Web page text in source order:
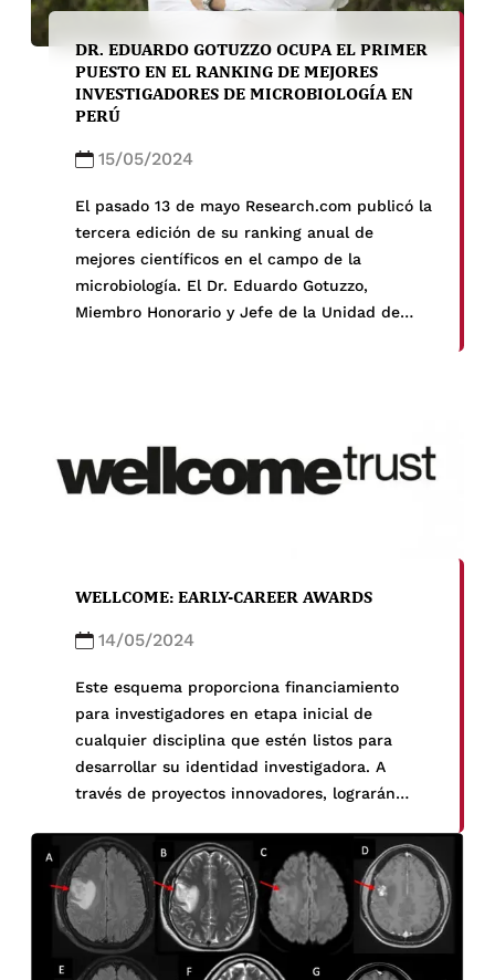
DR. EDUARDO GOTUZZO OCUPA EL PRIMER
PUESTO EN EL RANKING DE MEJORES
INVESTIGADORES DE MICROBIOLOGÍA EN
PERÚ
15/05/2024
El pasado 13 de mayo Research.com publicó la
tercera edición de su ranking anual de
mejores científicos en el campo de la
microbiología. El Dr. Eduardo Gotuzzo,
Miembro Honorario y Jefe de la Unidad de
WELLCOME: EARLY-CAREER AWARDS
14/05/2024
Este esquema proporciona financiamiento
para investigadores en etapa inicial de
cualquier disciplina que estén listos para
desarrollar su identidad investigadora. A
través de proyectos innovadores, lograrán
la vida humana, la salud y el bienestar. Al
final del premio, estarán listos para liderar su
propio programa de investigación
independiente. Financiador: […]